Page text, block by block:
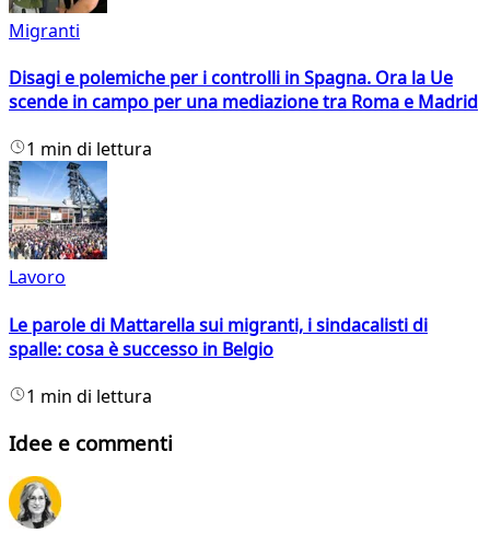
Migranti
Disagi e polemiche per i controlli in Spagna. Ora la Ue
scende in campo per una mediazione tra Roma e Madrid
1 min di lettura
Lavoro
Le parole di Mattarella sui migranti, i sindacalisti di
spalle: cosa è successo in Belgio
1 min di lettura
Idee e commenti